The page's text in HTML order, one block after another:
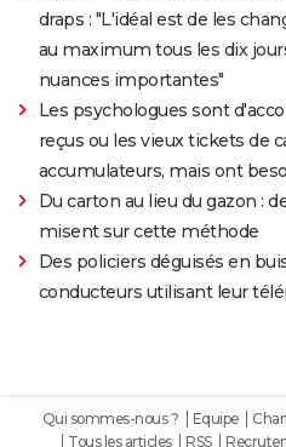
draps : "L'idéal est de les
au maximum tous les dix
nuances importantes"
Les psychologues sont
reçus ou les vieux tickets de
accumulateurs, mais ont
Du carton au lieu du gazon :
misent sur cette méthode
Des policiers déguisés en
conducteurs utilisant leur
Qui sommes-nous ? Equipe
Tous les articles
RSS